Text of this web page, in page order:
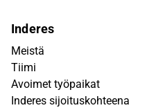
Inderes
Meistä
Tiimi
Avoimet työpaikat
Inderes sijoituskohteena